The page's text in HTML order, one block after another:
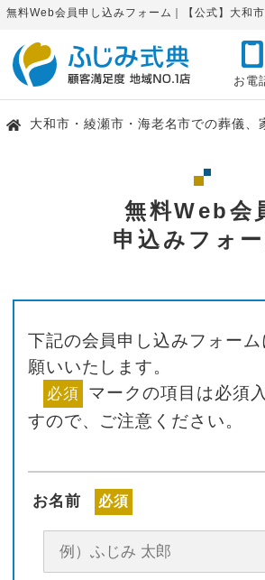
無料Web会員申し込みフォーム｜【公式】大和
お電
大和市・綾瀬市・海老名市での葬儀、
無料Web会
申込みフォ
下記の会員申し込みフォー
願いいたします。
必須 マークの項目は必須
すので、ご注意ください。
お名前 必須